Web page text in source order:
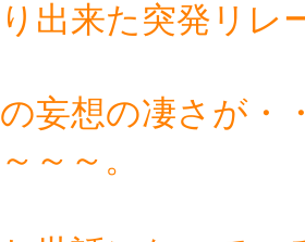
り出来た突発リレ
の妄想の凄さが・
～～～。